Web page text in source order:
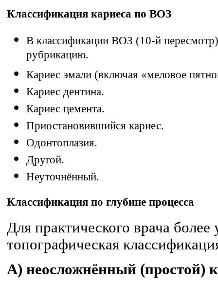
Классификация кариеса по ВОЗ
В классификации ВОЗ (10-й
рубрикацию.
Кариес эмали (включая «меловое
Кариес дентина.
Кариес цемента.
Приостановившийся кариес.
Одонтоплазия.
Другой.
Неуточнённый.
Классификация по глубине процесса
Для практического врача
топографическая
А) неосложнённый (простой)